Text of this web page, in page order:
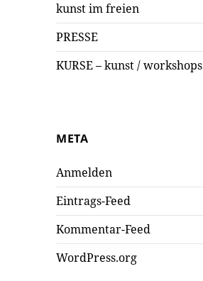
kunst im freien
PRESSE
KURSE – kunst / workshops
META
Anmelden
Eintrags-Feed
Kommentar-Feed
WordPress.org